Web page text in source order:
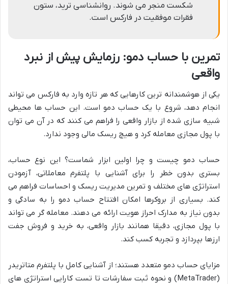
شکست منجر می شوند. روانشناسی ترید، ستون
فقرات موفقیت در فارکس است.
تمرین با حساب دمو: رزمایش پیش از نبرد
واقعی
یکی از هوشمندانه ترین کارهایی که هر تازه وارد به فارکس می تواند
انجام دهد، شروع با یک حساب دمو است. این حساب ها محیطی
شبیه سازی شده از بازار واقعی را فراهم می کنند که در آن می توان
با پول مجازی معامله کرد و هیچ ریسک مالی وجود ندارد.
حساب دمو چیست و چرا اولین ابزار شماست؟ این نوع حساب،
بستری بدون خطر را برای آشنایی با پلتفرم معاملاتی، آزمودن
استراتژی های مختلف و تمرین مدیریت ریسک و احساسات فراهم می
کند. بسیاری از بروکرها امکان افتتاح حساب دمو را به سادگی و
بدون نیاز به مدارک احراز هویت ارائه می دهند. معامله گر می تواند
با پول مجازی، دقیقا همانند بازار واقعی، به خرید و فروش جفت
ارزها بپردازد و تجربه کسب کند.
مزایای حساب دمو متعدد هستند؛ از آشنایی کامل با پلتفرم متاتریدر
(MetaTrader) و نحوه ثبت سفارشات تا تست کارایی استراتژی های